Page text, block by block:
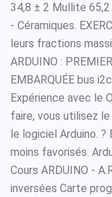
34,8 ± 2 Mullite
- Céramiques.
leurs fractions
ARDUINO :
EMBARQUÉE bus
Expérience avec le
faire, vous utilisez
le logiciel Arduino.
moins favorisés.
Cours ARDUINO -
inversées Carte